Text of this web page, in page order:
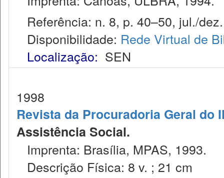
Referência: n. 8, p. 40–50, jul./
Disponibilidade: Rede Virtual de
Localização: SEN
1998
Revista da Procuradoria Geral do
Assistência Social.
Imprenta: Brasília, MPAS, 1993.
Descrição Física: 8 v. ; 21 cm